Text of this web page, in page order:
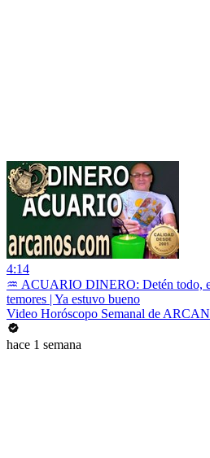
4:14
♒ ACUARIO DINERO: Detén todo,
temores | Ya estuvo bueno
Video Horóscopo Semanal de
hace 1 semana